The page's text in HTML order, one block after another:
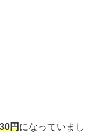
円になっていまし